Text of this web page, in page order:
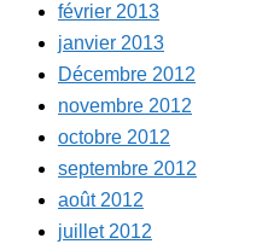
février 2013
janvier 2013
Décembre 2012
novembre 2012
octobre 2012
septembre 2012
août 2012
juillet 2012